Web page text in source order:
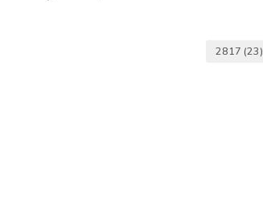
2817 (23)